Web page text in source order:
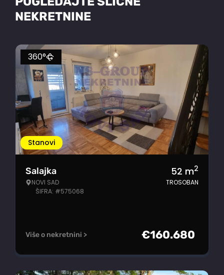
NEKRETNINE
Stanovi
360°
Salajka
NOVI SAD
ŠIFRA: #575068
52 m2
TROSOBAN
Više o nekretnini > €160.680